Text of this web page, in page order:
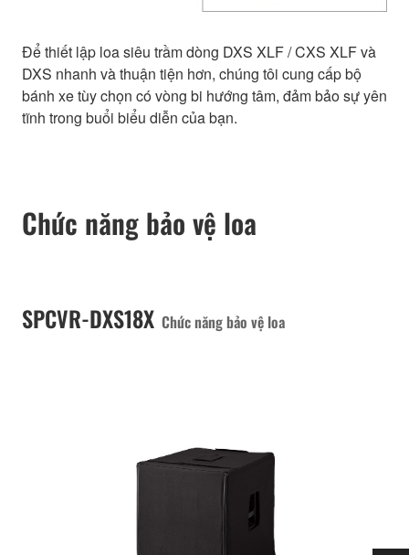
Để thiết lập loa siêu trầm dòng DXS XLF / CXS XLF và
DXS nhanh và thuận tiện hơn, chúng tôi cung cấp bộ
bánh xe tùy chọn có vòng bi hướng tâm, đảm bảo sự yên
tĩnh trong buổi biểu diễn của bạn.
Chức năng bảo vệ loa
SPCVR-DXS18X Chức năng bảo vệ loa